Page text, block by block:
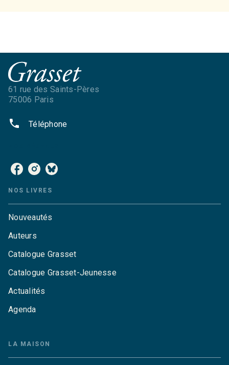
61 rue des Saints-Pères
75006 Paris
phone Téléphone
NOS LIVRES
Nouveautés
Auteurs
Catalogue Grasset
Catalogue Grasset-Jeunesse
Actualités
Agenda
LA MAISON